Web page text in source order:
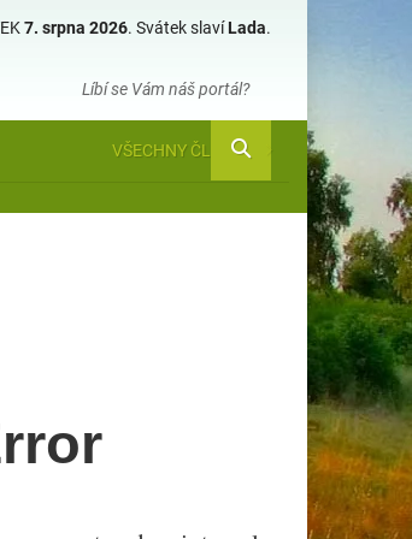
7. srpna 2026. Svátek slavíLada.
Líbí se Vám náš portál?
VŠECHNY ČLÁNKY